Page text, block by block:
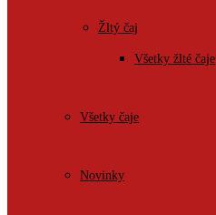
Žltý čaj
Všetky žlté čaje
Všetky čaje
Novinky